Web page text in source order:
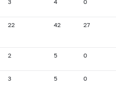
3 4 0
22 42 27
2 5 0
3 5 0